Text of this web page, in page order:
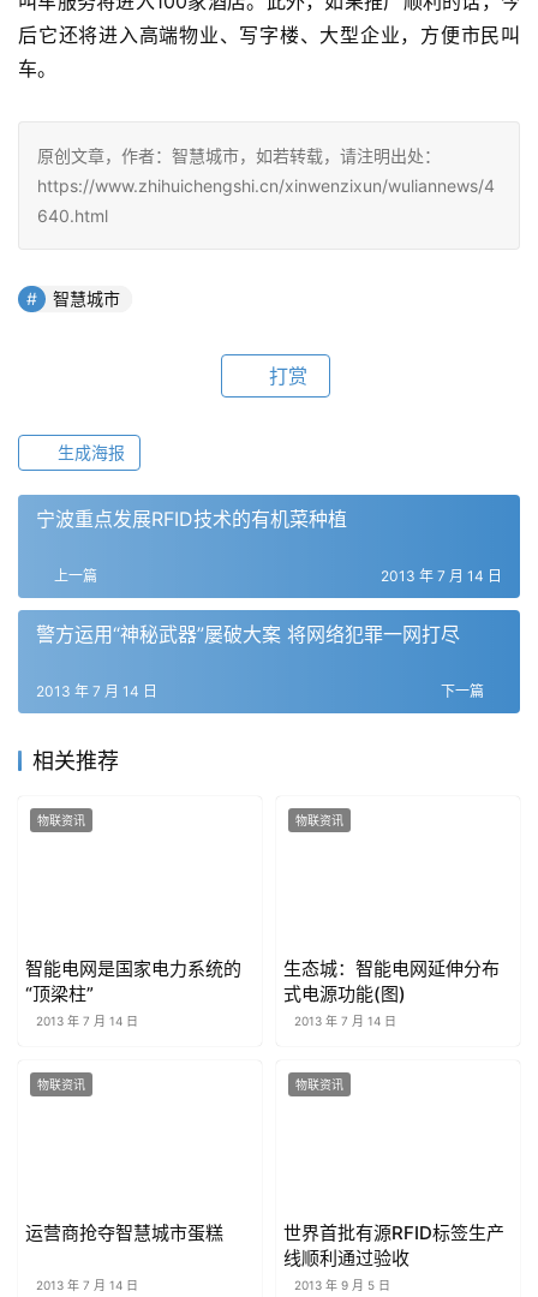
后它还将进入高端物业、写字楼、大型企业，方便市民叫
车。
原创文章，作者：智慧城市，如若转载，请注明出处：
https://www.zhihuichengshi.cn/xinwenzixun/wuliannews/4
640.html
智慧城市
打赏
生成海报
宁波重点发展RFID技术的有机菜种植
上一篇 2013 年 7 月 14 日
警方运用“神秘武器”屡破大案 将网络犯罪一网打尽
下一篇
2013 年 7 月 14 日
相关推荐
物联资讯
智能电网是国家电力系统的
“顶梁柱”
2013 年 7 月 14 日
物联资讯
生态城：智能电网延伸分布
式电源功能(图)
2013 年 7 月 14 日
物联资讯
运营商抢夺智慧城市蛋糕
2013 年 7 月 14 日
物联资讯
世界首批有源RFID标签生产
线顺利通过验收
2013 年 9 月 5 日